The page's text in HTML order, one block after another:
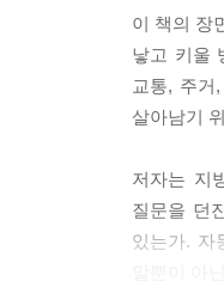
· 유통과
· 지역 부
· 돈길에서
· 금융 자
· 첨단 특
· 소수 천
· 코어는
이 책의 장
낳고 키울
교통, 주거
살아남기
저자는 지
질문을 던
있는가. 자